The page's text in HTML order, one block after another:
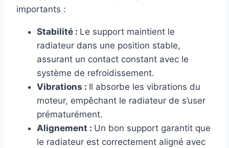
importants :
Stabilité : Le support maintient le
radiateur dans une position stable,
assurant un contact constant avec le
système de refroidissement.
Vibrations : Il absorbe les vibrations du
moteur, empêchant le radiateur de s’user
prématurément.
Alignement : Un bon support garantit que
le radiateur est correctement aligné avec